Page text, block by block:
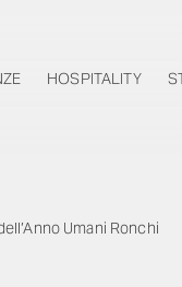
HOSPITALITY
Umani Ronchi